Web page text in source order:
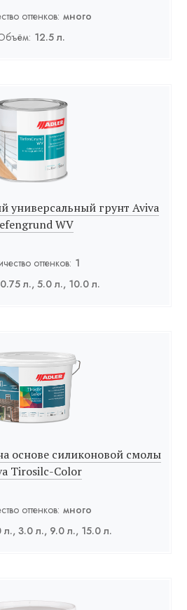
оттенков: много
12.5 л.
универсальный грунт Aviva
WV
оттенков: 1
0.75 л., 5.0 л., 10.0 л.
основе силиконовой смолы
Tirosilc-Color
оттенков: много
л., 3.0 л., 9.0 л., 15.0 л.